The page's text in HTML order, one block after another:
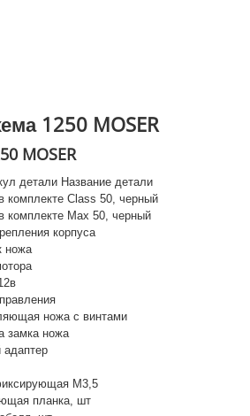
бытовой техники Moser Wahl
непосредственно к
1250 MOSER
MOSER
детали Название детали
комплекте Class 50, черный
комплекте Max 50, черный
корпуса
ножа
ножа с винтами
замка ножа
адаптер
M3,5
планка, шт